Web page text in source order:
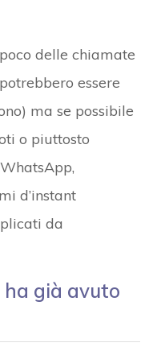
delle chiamate
essere
ma se possibile
o piuttosto
d’instant
da
già avuto